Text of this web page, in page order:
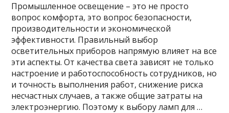
Промышленное освещение – это не просто
вопрос комфорта, это вопрос безопасности,
производительности и экономической
эффективности. Правильный выбор
осветительных приборов напрямую влияет на все
эти аспекты. От качества света зависят не только
настроение и работоспособность сотрудников, но
и точность выполнения работ, снижение риска
несчастных случаев, а также общие затраты на
электроэнергию. Поэтому к выбору ламп для …